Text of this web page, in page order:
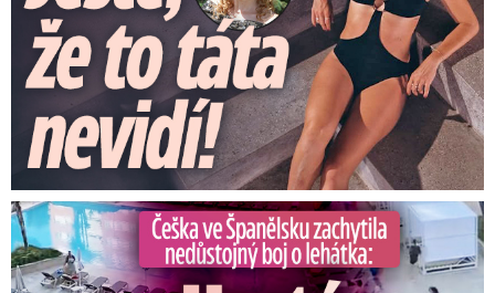
Češka ve Španělsku natočila nedůstojný boj o lehátka